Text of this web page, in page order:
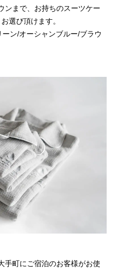
ンまで、お持ちのスーツケー
選び頂けます。
ン/オーシャンブルー/ブラウ
手町にご宿泊のお客様がお使